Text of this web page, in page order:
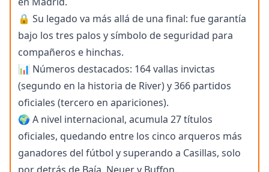
🔒 Su legado va más allá de una final: fue garantía
bajo los tres palos y símbolo de seguridad para
compañeros e hinchas.
📊 Números destacados: 164 vallas invictas
(segundo en la historia de River) y 366 partidos
oficiales (tercero en apariciones).
🌍 A nivel internacional, acumula 27 títulos
oficiales, quedando entre los cinco arqueros más
ganadores del fútbol y superando a Casillas, solo